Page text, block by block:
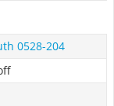
0528-204